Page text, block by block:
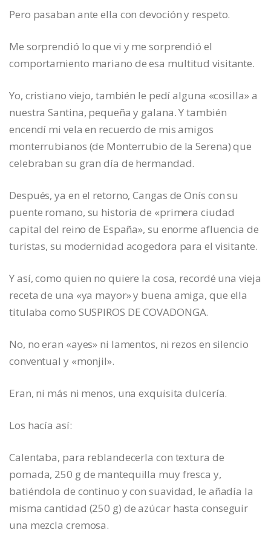
Pero pasaban ante ella con devoción y respeto.
Me sorprendió lo que vi y me sorprendió el
comportamiento mariano de esa multitud visitante.
Yo, cristiano viejo, también le pedí alguna «cosilla» a
nuestra Santina, pequeña y galana. Y también
encendí mi vela en recuerdo de mis amigos
monterrubianos (de Monterrubio de la Serena) que
celebraban su gran día de hermandad.
Después, ya en el retorno, Cangas de Onís con su
puente romano, su historia de «primera ciudad
capital del reino de España», su enorme afluencia de
turistas, su modernidad acogedora para el visitante.
Y así, como quien no quiere la cosa, recordé una vieja
receta de una «ya mayor» y buena amiga, que ella
titulaba como SUSPIROS DE COVADONGA.
No, no eran «ayes» ni lamentos, ni rezos en silencio
conventual y «monjil».
Eran, ni más ni menos, una exquisita dulcería.
Los hacía así:
Calentaba, para reblandecerla con textura de
pomada, 250 g de mantequilla muy fresca y,
batiéndola de continuo y con suavidad, le añadía la
misma cantidad (250 g) de azúcar hasta conseguir
una mezcla cremosa.